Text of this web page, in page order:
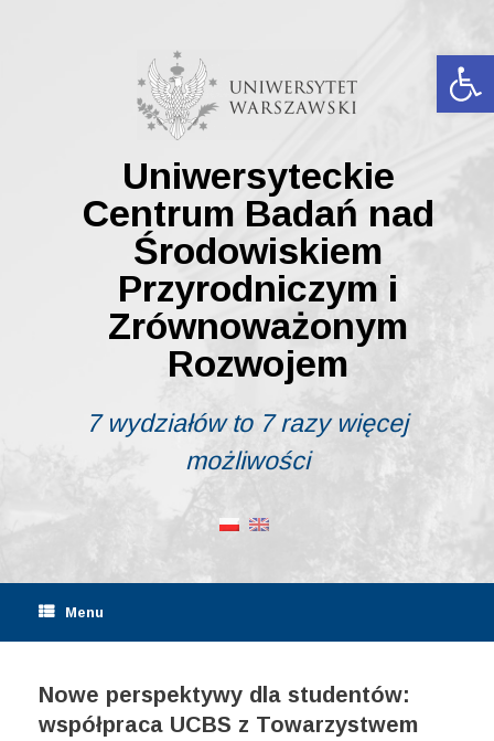
Uniwersyteckie
Centrum Badań nad
Środowiskiem
Przyrodniczym i
Zrównoważonym
Rozwojem
7 wydziałów to 7 razy więcej
możliwości
Menu
Nowe perspektywy dla studentów:
współpraca UCBS z Towarzystwem